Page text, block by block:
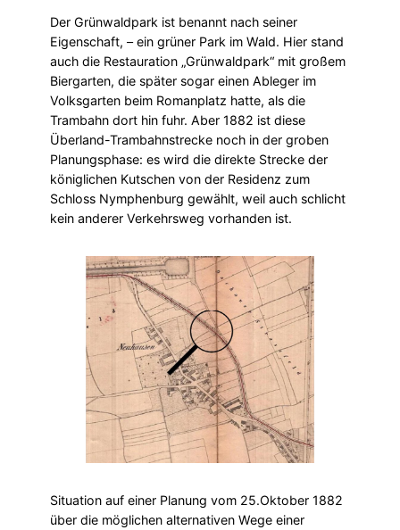
Der Grünwaldpark ist benannt nach seiner
Eigenschaft, – ein grüner Park im Wald. Hier stand
auch die Restauration „Grünwaldpark“ mit großem
Biergarten, die später sogar einen Ableger im
Volksgarten beim Romanplatz hatte, als die
Trambahn dort hin fuhr. Aber 1882 ist diese
Überland-Trambahnstrecke noch in der groben
Planungsphase: es wird die direkte Strecke der
königlichen Kutschen von der Residenz zum
Schloss Nymphenburg gewählt, weil auch schlicht
kein anderer Verkehrsweg vorhanden ist.
Situation auf einer Planung vom 25.Oktober 1882
über die möglichen alternativen Wege einer